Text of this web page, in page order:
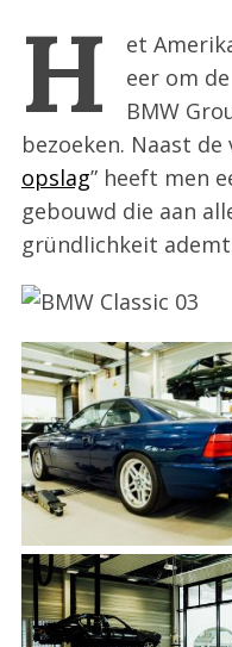
H et
eer om
BMW
bezoeken. Naast de
opslag” heeft men
gebouwd die aan
gründlichkeit